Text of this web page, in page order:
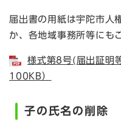
届出書の用紙は宇陀市人
か、各地域事務所等にも
様式第8号(届出証明
100KB）
子の氏名の削除